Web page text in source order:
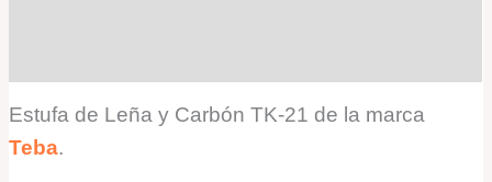
Estufa de Leña y Carbón TK-21 de la marca
Teba.